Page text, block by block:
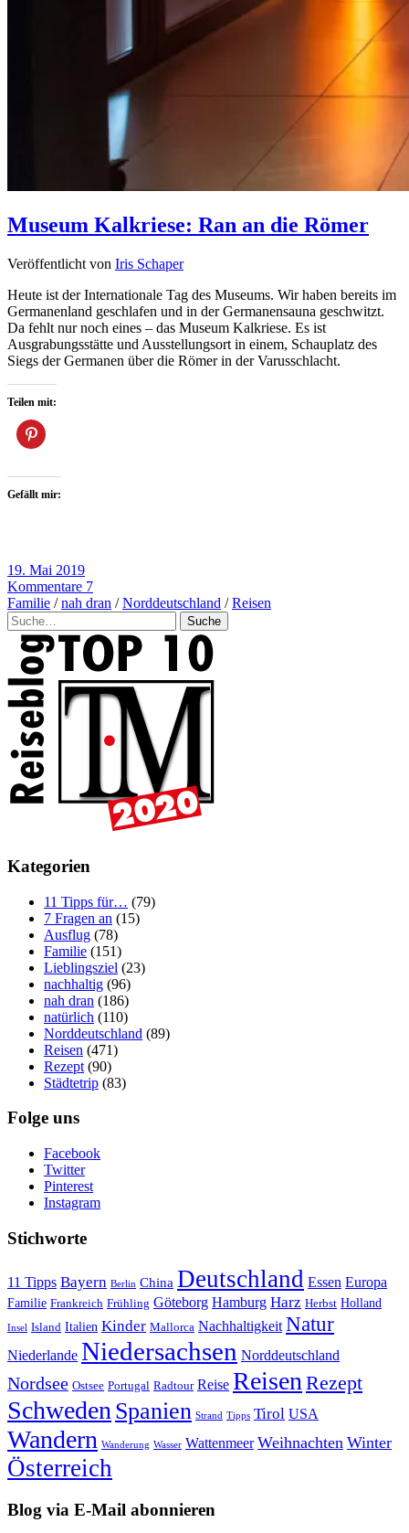
Museum Kalkriese: Ran an die Römer
Veröffentlicht von Iris Schaper
Heute ist der Internationale Tag des Museums. Wir haben bereits im
Germanenland geschlafen und in der Germanensauna geschwitzt.
Da fehlt nur noch eines – das Museum Kalkriese. Es ist
Ausgrabungsstätte und Ausstellungsort in einem, Schauplatz des
Siegs der Germanen über die Römer in der Varusschlacht.
Teilen mit:
Gefällt mir:
19. Mai 2019
Kommentare 7
Familie /nah dran /Norddeutschland /Reisen
Suche
Kategorien
11 Tipps für… (79)
7 Fragen an (15)
Ausflug (78)
Familie (151)
Lieblingsziel (23)
nachhaltig (96)
nah dran (186)
natürlich (110)
Norddeutschland (89)
Reisen (471)
Rezept (90)
Städtetrip (83)
Folge uns
Facebook
Twitter
Pinterest
Instagram
Stichworte
11 Tipps Bayern Berlin China Deutschland Essen Europa
Familie Frankreich Frühling Göteborg Hamburg Harz Herbst Holland
Insel Island Italien Kinder Mallorca Nachhaltigkeit Natur
Niederlande Niedersachsen Norddeutschland
Nordsee Ostsee Portugal Radtour Reise ReisenRezept
SchwedenSpanien Strand Tipps Tirol USA
Wandern Wanderung Wasser Wattenmeer Weihnachten Winter
Österreich
Blog via E-Mail abonnieren